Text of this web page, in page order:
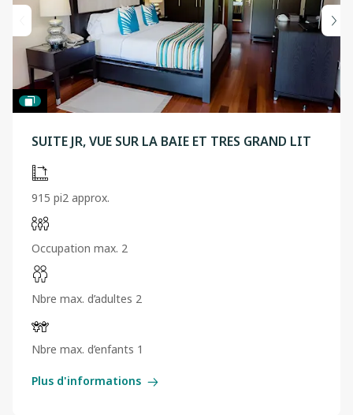
SUITE JR, VUE SUR LA BAIE ET TRES GRAND LIT
915 pi2 approx.
Occupation max. 2
Nbre max. d’adultes 2
Nbre max. d’enfants 1
Plus d'informations